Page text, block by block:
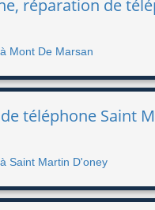
réparation de
Mont De Marsan
téléphone Saint
Saint Martin D'oney